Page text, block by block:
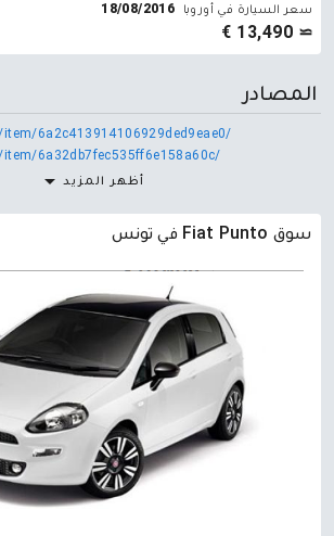
سعر السيارة في أوروبا 18/08/2016
≃ 13,490 €
المصادر
6a2c413914106929ded9eae0/
6a32db7fec535ff6e158a60c/
أظهر المزيد
سوق Fiat Punto في تونس